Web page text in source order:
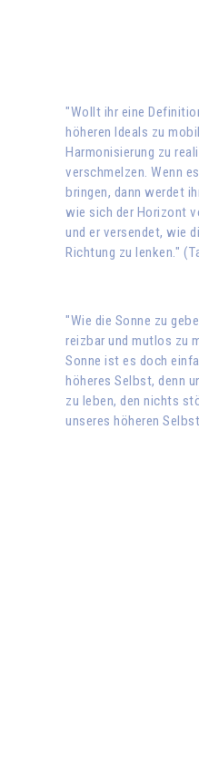
"Wollt ihr eine
höheren Ideals zu
Harmonisierung zu
verschmelzen. Wenn
bringen, dann werdet
wie sich der Horizont
und er versendet, wie
Richtung zu lenken."
"Wie die Sonne zu
reizbar und mutlos zu
Sonne ist es doch
höheres Selbst, denn
zu leben, den nichts
unseres höheren